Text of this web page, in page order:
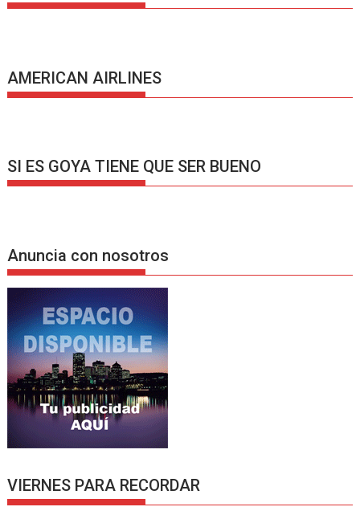
AMERICAN AIRLINES
SI ES GOYA TIENE QUE SER BUENO
Anuncia con nosotros
VIERNES PARA RECORDAR